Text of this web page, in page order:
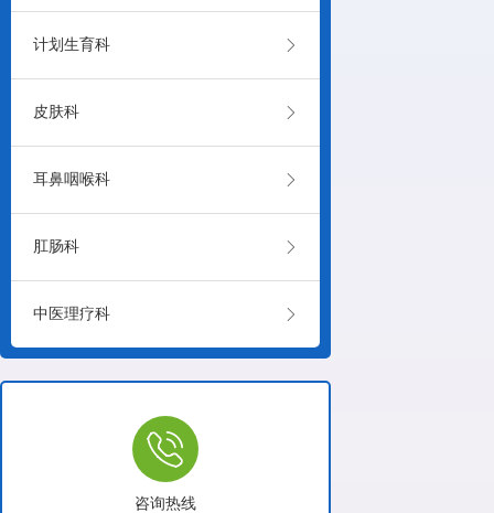
计划生育科 
皮肤科 
耳鼻咽喉科 
肛肠科 
中医理疗科 
咨询热线